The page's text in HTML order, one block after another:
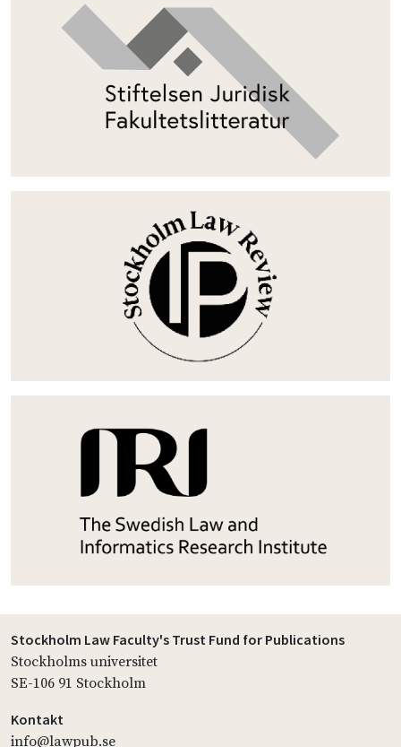
Stockholm Law Faculty's Trust Fund for Publications
Stockholms universitet
SE-106 91 Stockholm
Kontakt
info@lawpub.se